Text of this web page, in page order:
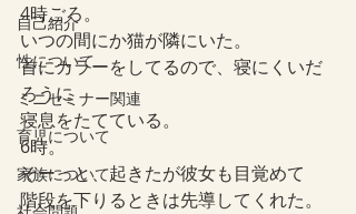
自己紹介
性について
ミニセミナー関連
育児について
家族について
4時ごろ。
いつの間にか猫が隣にいた。
首にカラーをしてるので、寝にくいだ
ろうに
寝息をたてている。
6時。
そーっと、起きたが彼女も目覚めて
階段を下りるときは先導してくれた。